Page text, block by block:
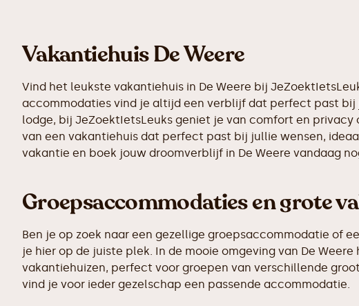
Vakantiehuis De Weere
Vind het leukste vakantiehuis in De Weere bij
accommodaties vind je altijd een verblijf dat perfect past bij
lodge, bij JeZoektIetsLeuks geniet je van comfort en
van een vakantiehuis dat perfect past bij jullie wensen,
vakantie en boek jouw droomverblijf in De Weere vandaag
Groepsaccommodaties en grote
Ben je op zoek naar een gezellige groepsaccommodatie of
je hier op de juiste plek. In de mooie omgeving van De
vakantiehuizen, perfect voor groepen van verschillende
vind je voor ieder gezelschap een passende accommodatie.